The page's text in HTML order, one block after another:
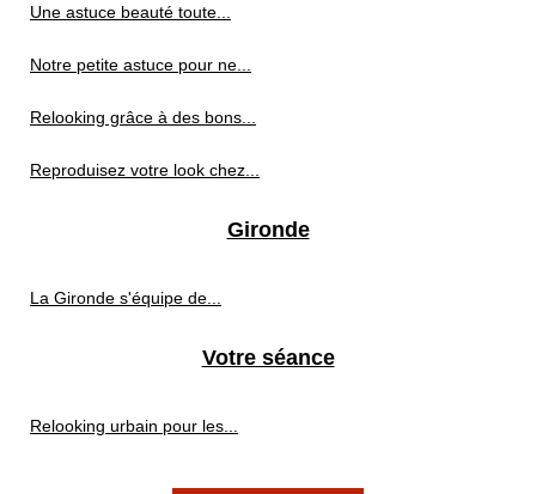
Une astuce beauté toute...
Notre petite astuce pour ne...
Relooking grâce à des bons...
Reproduisez votre look chez...
Gironde
La Gironde s'équipe de...
Votre séance
Relooking urbain pour les...